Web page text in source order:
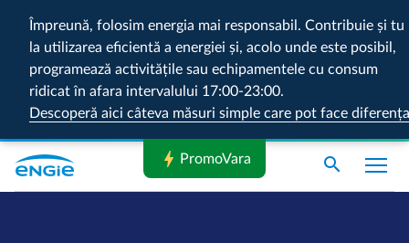
Împreună, folosim energia mai responsabil. Contribuie și tu
la utilizarea eficientă a energiei și, acolo unde este posibil,
programează activitățile sau echipamentele cu consum
ridicat în afara intervalului 17:00-23:00.
Descoperă aici câteva măsuri simple care pot face diferența
search
bolt PromoVara